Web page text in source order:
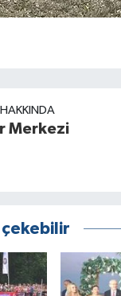
Merkezi
çekebilir